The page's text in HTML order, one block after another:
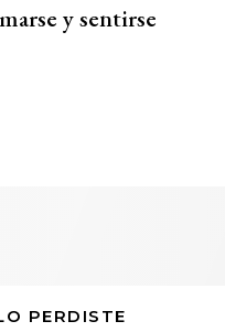
y sentirse
PERDISTE